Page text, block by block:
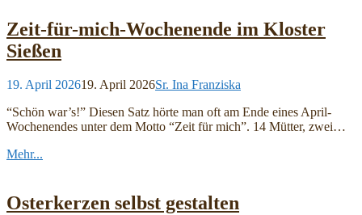
Zeit-für-mich-Wochenende im Kloster
Sießen
19. April 202619. April 2026Sr. Ina Franziska
“Schön war’s!” Diesen Satz hörte man oft am Ende eines April-
Wochenendes unter dem Motto “Zeit für mich”. 14 Mütter, zwei…
Mehr...
Osterkerzen selbst gestalten